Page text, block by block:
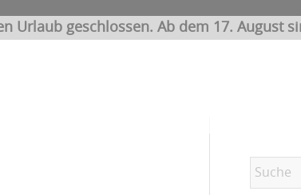
Urlaub geschlossen. Ab dem 17. August